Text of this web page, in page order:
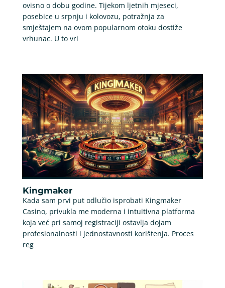
ovisno o dobu godine. Tijekom ljetnih mjeseci,
posebice u srpnju i kolovozu, potražnja za
smještajem na ovom popularnom otoku dostiže
vrhunac. U to vri
Kingmaker
Kada sam prvi put odlučio isprobati Kingmaker
Casino, privukla me moderna i intuitivna platforma
koja već pri samoj registraciji ostavlja dojam
profesionalnosti i jednostavnosti korištenja. Proces
reg